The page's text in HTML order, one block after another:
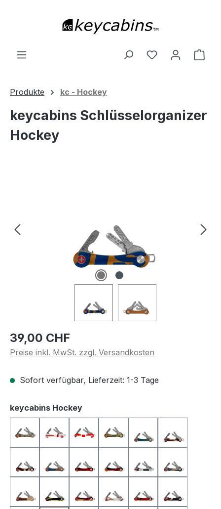
Du hast 0
Produkte kc - Hockey
keycabins Schlüsselorganizer
Hockey
Regulärer Preis:
39,00 CHF
Preise inkl. MwSt. zzgl. Versandkosten
Sofort verfügbar, Lieferzeit: 1-3 Tage
keycabins Hockeyauswählen
HS10016HS10018HS10021HS10041HS10045HS10046
HS10049HS10050HS10054HS10055HS10056HS10057
HS10060HS10061HS10062HS10063HS10065HS10066